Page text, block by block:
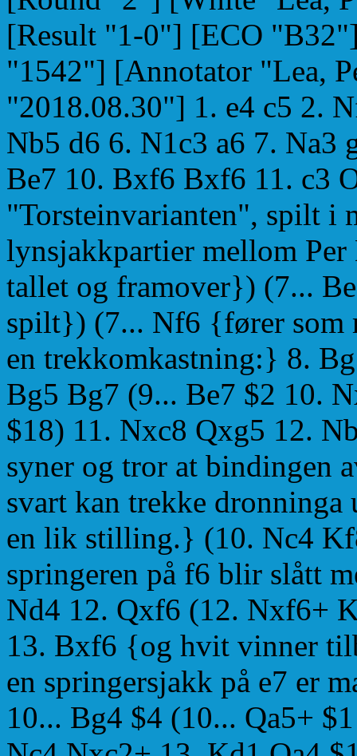
[Result "1-0"] [ECO
"1542"] [Annotator "Lea,
"2018.08.30"] 1. e4 c5 2.
Nb5 d6 6. N1c3 a6 7. Na3
Be7 10. Bxf6 Bxf6 11. c3
"Torsteinvarianten", spilt i
lynsjakkpartier mellom Per
tallet og framover}) (7...
spilt}) (7... Nf6 {fører som
en trekkomkastning:} 8.
Bg5 Bg7 (9... Be7 $2 10.
$18) 11. Nxc8 Qxg5 12.
syner og tror at bindingen
svart kan trekke
en lik stilling.} (10. Nc4
springeren på f6 blir slått
Nd4 12. Qxf6 (12. Nxf6+
13. Bxf6 {og hvit vinner
en springersjakk på e7 er
10... Bg4 $4 (10... Qa5+